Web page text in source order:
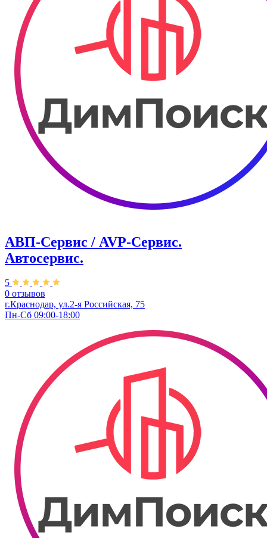
АВП-Сервис / AVP-Сервис.
Автосервис.
5
0 отзывов
г.Краснодар, ул.2-я Российская, 75
Пн-Сб 09:00-18:00